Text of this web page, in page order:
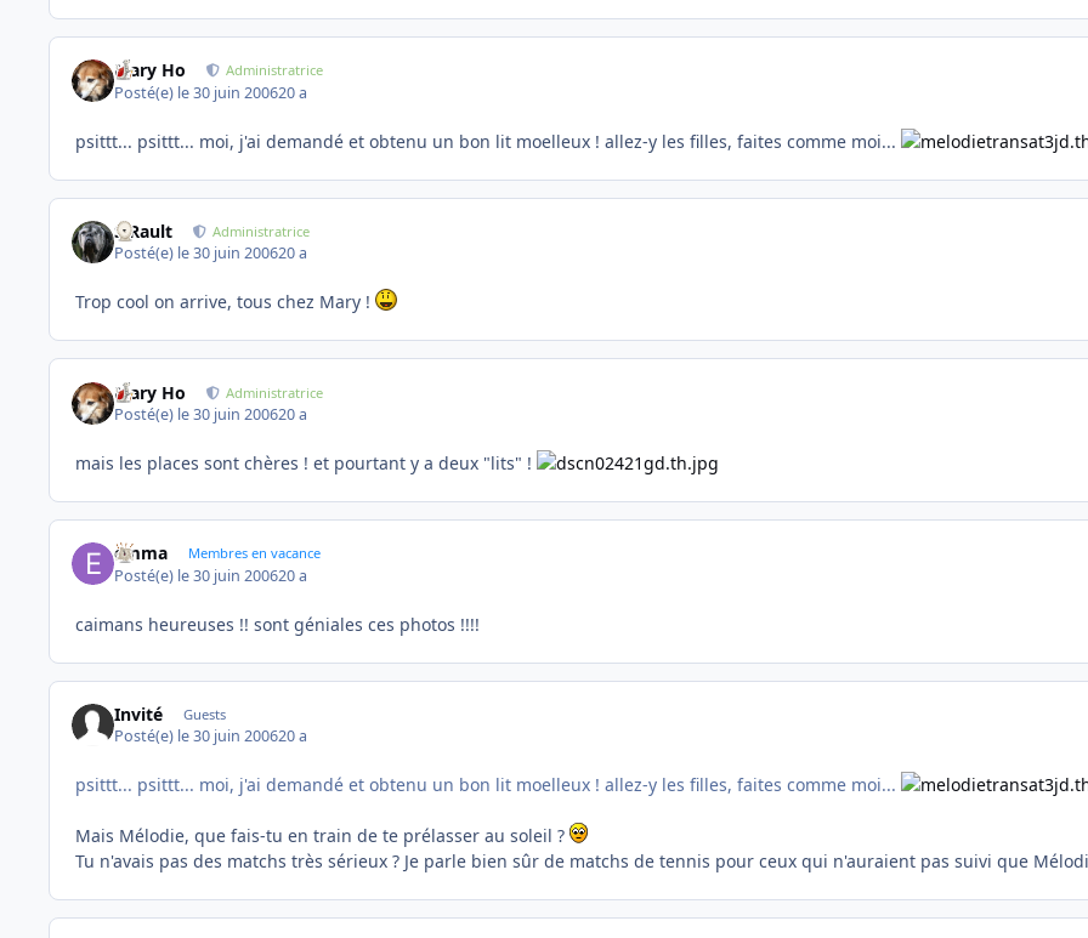
Mary Ho Administratrice
Posté(e) le 30 juin 200620 a
psittt... psittt... moi, j'ai demandé et obtenu un bon lit moelleux ! allez-y les filles, faites comme moi...
S.Rault Administratrice
Posté(e) le 30 juin 200620 a
Trop cool on arrive, tous chez Mary !
Mary Ho Administratrice
Posté(e) le 30 juin 200620 a
mais les places sont chères ! et pourtant y a deux "lits" !
emma Membres en vacance
Posté(e) le 30 juin 200620 a
caimans heureuses !! sont géniales ces photos !!!!
Invité Guests
Posté(e) le 30 juin 200620 a
psittt... psittt... moi, j'ai demandé et obtenu un bon lit moelleux ! allez-y les filles, faites comme moi...
Mais Mélodie, que fais-tu en train de te prélasser au soleil ?
Tu n'avais pas des matchs très sérieux ? Je parle bien sûr de matchs de tennis pour ceux qui n'auraient pas suivi que